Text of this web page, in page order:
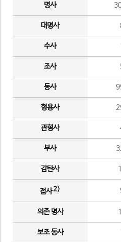
명사
대명사
수사
조사
동사
형용사
관형사
부사
감탄사
접사2)
의존 명사
보조 동사